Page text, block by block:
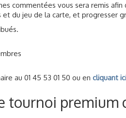
commentées vous sera remis
du jeu de la carte, et progresser
au 01 45 53 01 50 ou en cliquant ici
tournoi premium